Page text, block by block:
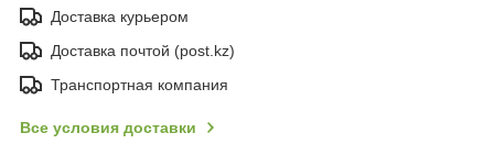
Доставка курьером
Доставка почтой (post.kz)
Транспортная компания
Все условия доставки